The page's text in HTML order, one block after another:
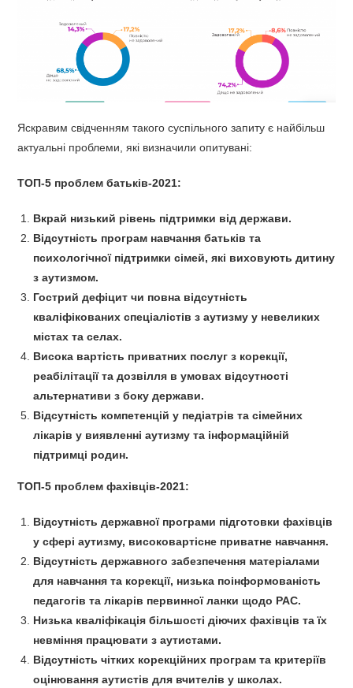
Яскравим свідченням такого суспільного запиту є найбільш
актуальні проблеми, які визначили опитувані:
ТОП-5 проблем батьків-2021:
Вкрай низький рівень підтримки від держави.
Відсутність програм навчання батьків та
психологічної підтримки сімей, які виховують дитину
з аутизмом.
Гострий дефіцит чи повна відсутність
кваліфікованих спеціалістів заутизму у невеликих
містах та селах.
Висока вартість приватних послуг з корекції,
реабілітації та дозвілля в умовах відсутності
альтернативи з боку держави.
Відсутність компетенцій у педіатрів та сімейних
лікарів у виявленні аутизму та інформаційній
підтримці родин.
ТОП-5 проблем фахівців-2021:
Відсутність державної програми підготовки фахівців
у сфері аутизму, високовартісне приватне навчання.
Відсутність державного забезпечення матеріалами
для навчання та корекції, низька поінформованість
педагогів та лікарів первинної ланки щодо РАС.
Низька кваліфікація більшості діючих фахівців та їх
невміння працювати з аутистами.
Відсутність чітких корекційних програм та критеріїв
оцінювання аутистів для вчителів у школах.